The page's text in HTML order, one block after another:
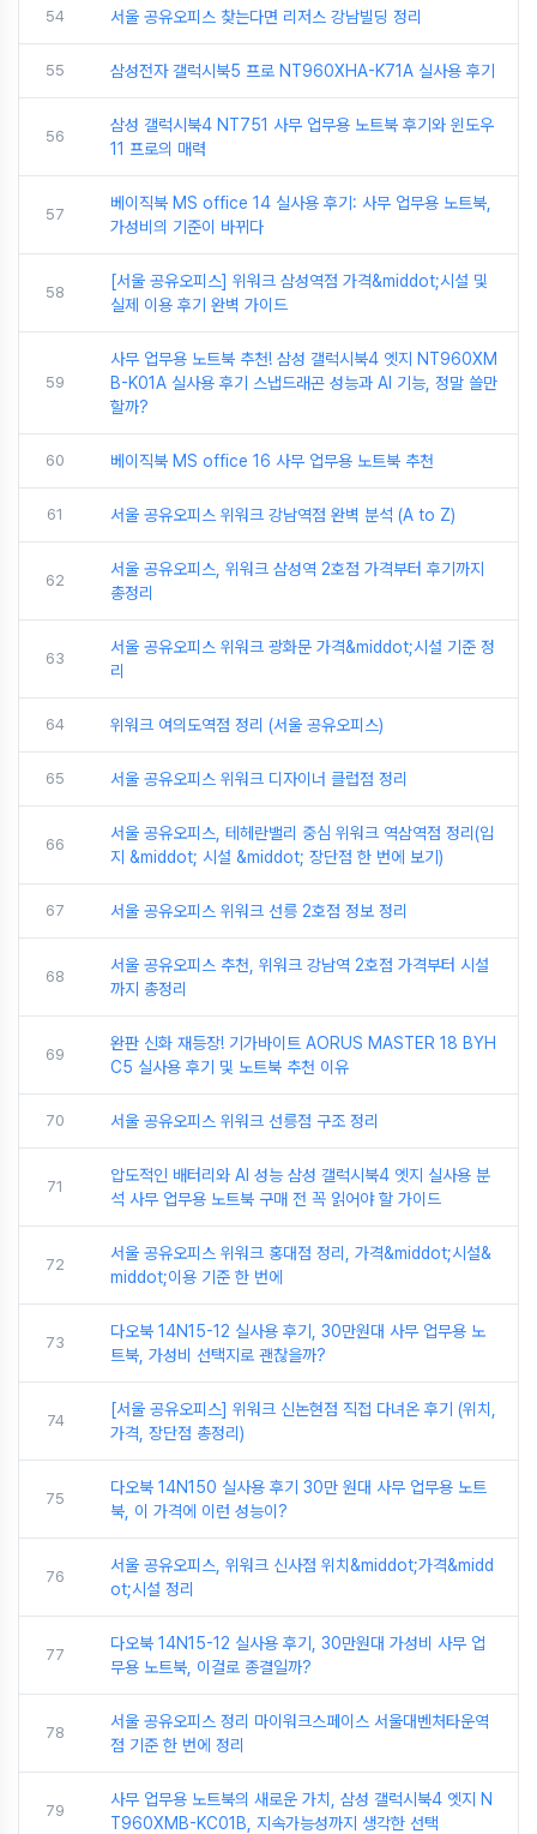
54 서울 공유오피스 찾는다면 리저스 강남빌딩 정리
55 삼성전자 갤럭시북5 프로 NT960XHA-K71A 실사용 후기
56
삼성 갤럭시북4 NT751 사무 업무용 노트북 후기와 윈도우
11 프로의 매력
57
베이직북 MS office 14 실사용 후기: 사무 업무용 노트북,
가성비의 기준이 바뀌다
58
[서울 공유오피스] 위워크 삼성역점 가격&middot;시설 및
실제 이용 후기 완벽 가이드
59
사무 업무용 노트북 추천! 삼성 갤럭시북4 엣지 NT960XM
B-K01A 실사용 후기 스냅드래곤 성능과 AI 기능, 정말 쓸만
할까?
60 베이직북 MS office 16 사무 업무용 노트북 추천
61 서울 공유오피스 위워크 강남역점 완벽 분석 (A to Z)
62
서울 공유오피스, 위워크 삼성역 2호점 가격부터 후기까지
총정리
63
서울 공유오피스 위워크 광화문 가격&middot;시설 기준 정
리
64 위워크 여의도역점 정리 (서울 공유오피스)
65 서울 공유오피스 위워크 디자이너 클럽점 정리
66
서울 공유오피스, 테헤란밸리 중심 위워크 역삼역점 정리(입
지 &middot; 시설 &middot; 장단점 한 번에 보기)
67 서울 공유오피스 위워크 선릉 2호점 정보 정리
68
서울 공유오피스 추천, 위워크 강남역 2호점 가격부터 시설
까지 총정리
69
완판 신화 재등장! 기가바이트 AORUS MASTER 18 BYH
C5 실사용 후기 및 노트북 추천 이유
70 서울 공유오피스 위워크 선릉점 구조 정리
71
압도적인 배터리와 AI 성능 삼성 갤럭시북4 엣지 실사용 분
석 사무 업무용 노트북 구매 전 꼭 읽어야 할 가이드
72
서울 공유오피스 위워크 홍대점 정리, 가격&middot;시설&
middot;이용 기준 한 번에
73
다오북 14N15-12 실사용 후기, 30만원대 사무 업무용 노
트북, 가성비 선택지로 괜찮을까?
74
[서울 공유오피스] 위워크 신논현점 직접 다녀온 후기 (위치,
가격, 장단점 총정리)
75
다오북 14N150 실사용 후기 30만 원대 사무 업무용 노트
북, 이 가격에 이런 성능이?
76
서울 공유오피스, 위워크 신사점 위치&middot;가격&midd
ot;시설 정리
77
다오북 14N15-12 실사용 후기, 30만원대 가성비 사무 업
무용 노트북, 이걸로 종결일까?
78
서울 공유오피스 정리 마이워크스페이스 서울대벤처타운역
점 기준 한 번에 정리
79
사무 업무용 노트북의 새로운 가치, 삼성 갤럭시북4 엣지 N
T960XMB-KC01B, 지속가능성까지 생각한 선택